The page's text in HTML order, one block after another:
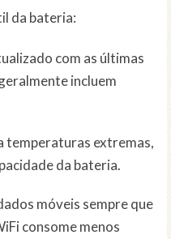
da bateria:
com as últimas
incluem
temperaturas extremas,
da bateria.
móveis sempre que
consome menos